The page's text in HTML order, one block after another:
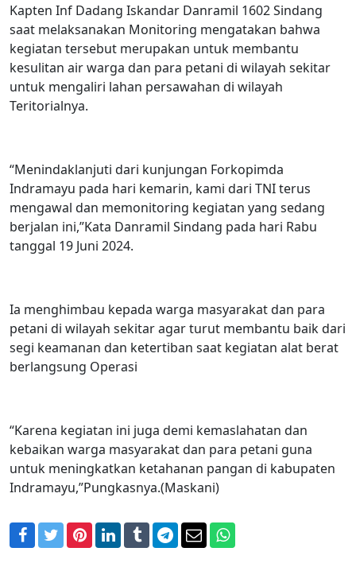
Kapten Inf Dadang Iskandar Danramil 1602 Sindang
saat melaksanakan Monitoring mengatakan bahwa
kegiatan tersebut merupakan untuk membantu
kesulitan air warga dan para petani di wilayah sekitar
untuk mengaliri lahan persawahan di wilayah
Teritorialnya.
“Menindaklanjuti dari kunjungan Forkopimda
Indramayu pada hari kemarin, kami dari TNI terus
mengawal dan memonitoring kegiatan yang sedang
berjalan ini,”Kata Danramil Sindang pada hari Rabu
tanggal 19 Juni 2024.
Ia menghimbau kepada warga masyarakat dan para
petani di wilayah sekitar agar turut membantu baik dari
segi keamanan dan ketertiban saat kegiatan alat berat
berlangsung Operasi
“Karena kegiatan ini juga demi kemaslahatan dan
kebaikan warga masyarakat dan para petani guna
untuk meningkatkan ketahanan pangan di kabupaten
Indramayu,”Pungkasnya.(Maskani)
Facebook
TwitterPinterest
LinkedIn
TumblrTelegram
EmailWhatsApp